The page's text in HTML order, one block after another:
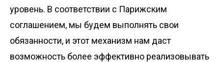
уровень. В соответствии с Парижским
соглашением, мы будем выполнять свои
обязанности, и этот механизм нам даст
возможность более эффективно реализовывать